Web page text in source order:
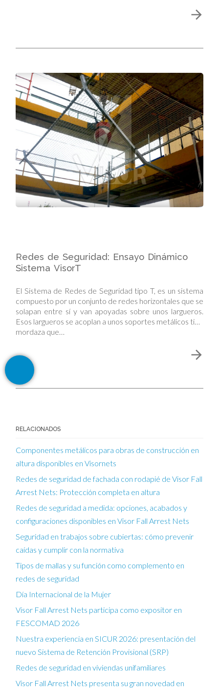
Redes de Seguridad: Ensayo Dinámico
Sistema VisorT
El Sistema de Redes de Seguridad tipo T, es un sistema
compuesto por un conjunto de redes horizontales que se
solapan entre sí y van apoyadas sobre unos largueros.
Esos largueros se acoplan a unos soportes metálicos tipo
mordaza que…
RELACIONADOS
Componentes metálicos para obras de construcción en
altura disponibles en Visornets
Redes de seguridad de fachada con rodapié de Visor Fall
Arrest Nets: Protección completa en altura
Redes de seguridad a medida: opciones, acabados y
configuraciones disponibles en Visor Fall Arrest Nets
Seguridad en trabajos sobre cubiertas: cómo prevenir
caídas y cumplir con la normativa
Tipos de mallas y su función como complemento en
redes de seguridad
Día Internacional de la Mujer
Visor Fall Arrest Nets participa como expositor en
FESCOMAD 2026
Nuestra experiencia en SICUR 2026: presentación del
nuevo Sistema de Retención Provisional (SRP)
Redes de seguridad en viviendas unifamiliares
Visor Fall Arrest Nets presenta su gran novedad en